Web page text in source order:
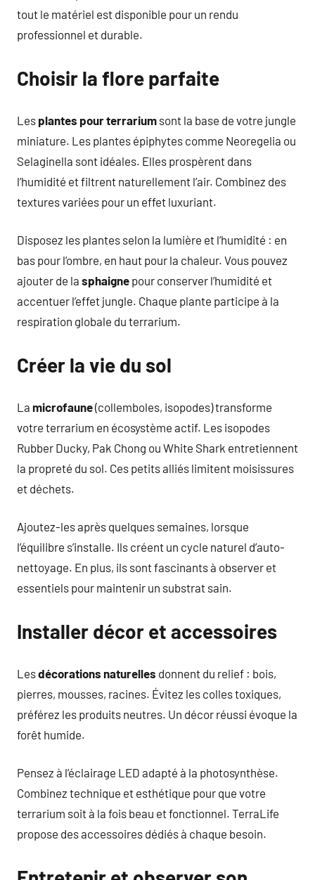
tout le matériel est disponible pour un rendu
professionnel et durable.
Choisir la flore parfaite
Les plantes pour terrarium sont la base de votre jungle
miniature. Les plantes épiphytes comme Neoregelia ou
Selaginella sont idéales. Elles prospèrent dans
l’humidité et filtrent naturellement l’air. Combinez des
textures variées pour un effet luxuriant.
Disposez les plantes selon la lumière et l’humidité : en
bas pour l’ombre, en haut pour la chaleur. Vous pouvez
ajouter de la sphaigne pour conserver l’humidité et
accentuer l’effet jungle. Chaque plante participe à la
respiration globale du terrarium.
Créer la vie du sol
La microfaune(collemboles, isopodes) transforme
votre terrarium en écosystème actif. Les isopodes
Rubber Ducky, Pak Chong ou White Shark entretiennent
la propreté du sol. Ces petits alliés limitent moisissures
et déchets.
Ajoutez-les après quelques semaines, lorsque
l’équilibre s’installe. Ils créent un cycle naturel d’auto-
nettoyage. En plus, ils sont fascinants à observer et
essentiels pour maintenir un substrat sain.
Installer décor et accessoires
Lesdécorations naturelles donnent du relief : bois,
pierres, mousses, racines. Évitez les colles toxiques,
préférez les produits neutres. Un décor réussi évoque la
forêt humide.
Pensez à l’éclairage LED adapté à la photosynthèse.
Combinez technique et esthétique pour que votre
terrarium soit à la fois beau et fonctionnel. TerraLife
propose des accessoires dédiés à chaque besoin.